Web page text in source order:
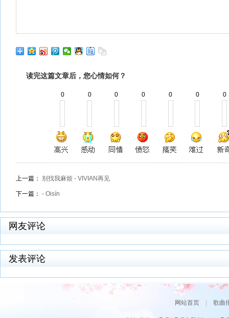
读完这篇文章后，您心情如何？
0 0 0 0 0 0 0
上一篇： 别找我麻烦 - VIVIAN再见
下一篇： - Oisín
网友评论
发表评论
网站首页| 歌曲